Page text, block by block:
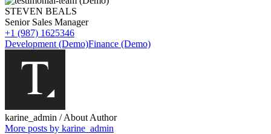
STEVEN BEALS
Senior Sales Manager
+1 (987) 1625346
Development (Demo)Finance (Demo)
karine_admin / About Author
More posts by karine_admin